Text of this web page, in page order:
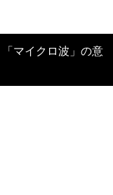
「マイクロ波」の意